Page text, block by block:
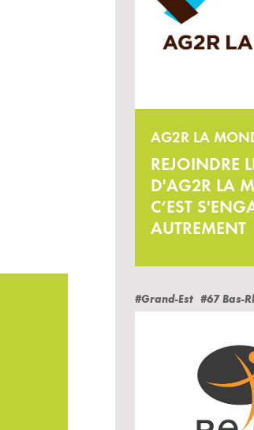
AG2R LA
REJOINDRE
D'AG2R LA
C‘EST
AUTREMENT
#Grand-Est #67 Bas-